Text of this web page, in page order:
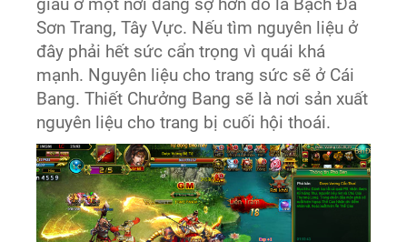
giấu ở một nơi đáng sợ hơn đó là Bạch Đà
Sơn Trang, Tây Vực. Nếu tìm nguyên liệu ở
đây phải hết sức cẩn trọng vì quái khá
mạnh. Nguyên liệu cho trang sức sẽ ở Cái
Bang. Thiết Chưởng Bang sẽ là nơi sản xuất
nguyên liệu cho trang bị cuối hội thoái.